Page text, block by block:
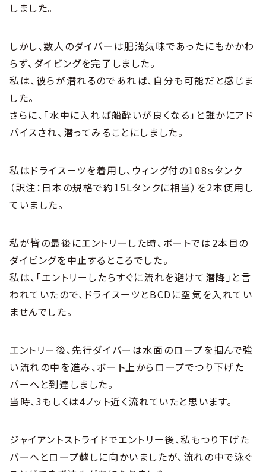
しました。
しかし、数人のダイバーは肥満気味であったにもかかわ
らず、ダイビングを完了しました。
私は、彼らが潜れるのであれば、自分も可能だと感じま
した。
さらに、「水中に入れば船酔いが良くなる」と誰かにアド
バイスされ、潜ってみることにしました。
私はドライスーツを着用し、ウィング付の108ｓタンク
（訳注：日本の規格で約15Lタンクに相当）を2本使用し
ていました。
私が皆の最後にエントリーした時、ボートでは2本目の
ダイビングを中止するところでした。
私は、「エントリーしたらすぐに流れを避けて潜降」と言
われていたので、ドライスーツとBCDに空気を入れてい
ませんでした。
エントリー後、先行ダイバーは水面のロープを掴んで強
い流れの中を進み、ボート上からロープでつり下げた
バーへと到達しました。
当時、3もしくは4ノット近く流れていたと思います。
ジャイアントストライドでエントリー後、私もつり下げた
バーへとロープ越しに向かいましたが、流れの中で泳ぐ